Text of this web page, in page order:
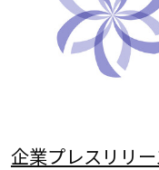
企業プレスリリ